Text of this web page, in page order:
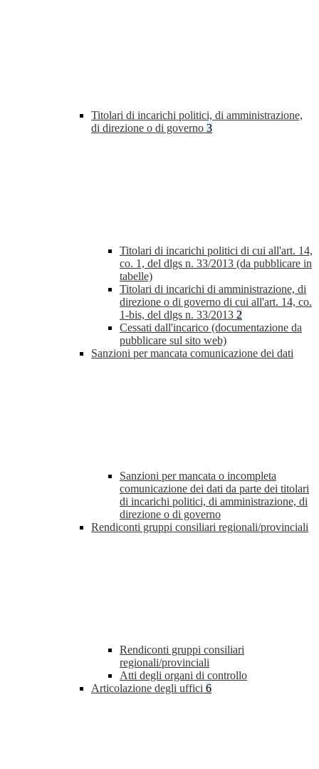
Titolari di incarichi politici, di amministrazione,
di direzione o di governo 3
Titolari di incarichi politici di cui all'art. 14,
co. 1, del dlgs n. 33/2013 (da pubblicare in
tabelle)
Titolari di incarichi di amministrazione, di
direzione o di governo di cui all'art. 14, co.
1-bis, del dlgs n. 33/2013 2
Cessati dall'incarico (documentazione da
pubblicare sul sito web)
Sanzioni per mancata comunicazione dei dati
Sanzioni per mancata o incompleta
comunicazione dei dati da parte dei titolari
di incarichi politici, di amministrazione, di
direzione o di governo
Rendiconti gruppi consiliari regionali/provinciali
Rendiconti gruppi consiliari
regionali/provinciali
Atti degli organi di controllo
Articolazione degli uffici 6